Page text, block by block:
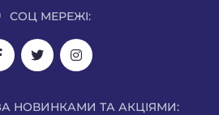
СОЦ МЕРЕЖІ:
НОВИНКАМИ ТА АКЦІЯМИ: